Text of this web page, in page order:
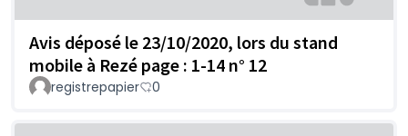
Avis déposé le 23/10/2020, lors du stand
mobile à Rezé page : 1-14 n° 12
registrepapier 0